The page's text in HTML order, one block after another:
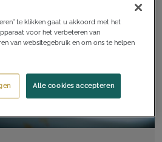
te klikken gaat u akkoord met het
voor het verbeteren van
van websitegebruik en om ons te helpen
Alle cookies accepteren